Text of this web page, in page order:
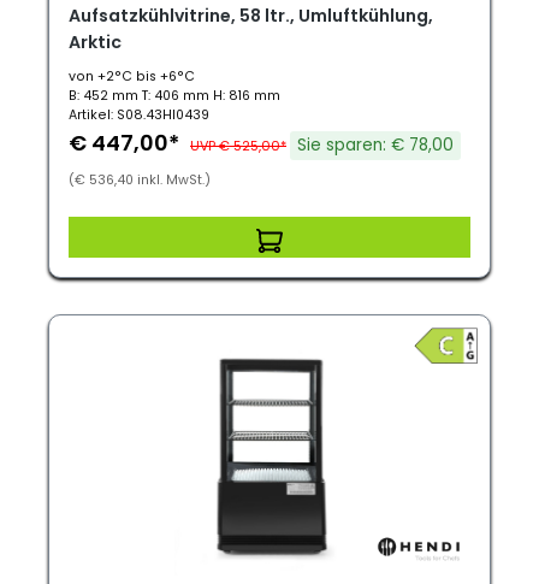
Aufsatzkühlvitrine, 58 ltr., Umluftkühlung,
Arktic
von +2°C bis +6°C
B: 452 mm T: 406 mm H: 816 mm
Artikel: S08.43HI0439
€ 447,00* UVP € 525,00* Sie sparen: € 78,00
(€ 536,40 inkl. MwSt.)